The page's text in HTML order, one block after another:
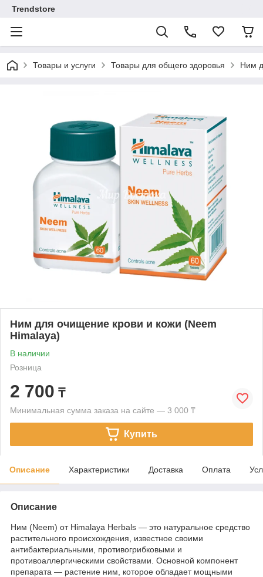
Trendstore
Товары и услуги Товары для общего здоровья Ним
Ним для очищение крови и кожи (Neem
Himalaya)
В наличии
Розница
2 700 ₸
Минимальная сумма заказа на сайте — 3 000 ₸
Купить
Описание Характеристики Доставка Оплата
Описание
Ним (Neem) от Himalaya Herbals — это натуральное средство
растительного происхождения, известное своими
антибактериальными, противогрибковыми и
противоаллергическими свойствами. Основной компонент
препарата — растение ним, которое обладает мощными